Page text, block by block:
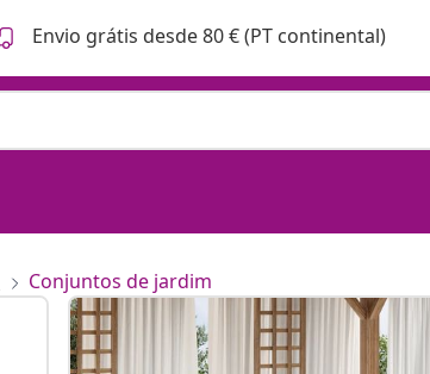
Envio grátis desde 80 € (PT continental)
Conjuntos de jardim